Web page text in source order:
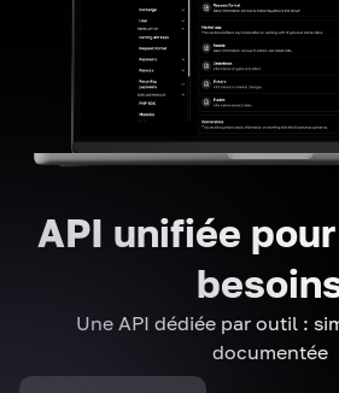
API unifiée
Une API dédiée par outil :
documentée